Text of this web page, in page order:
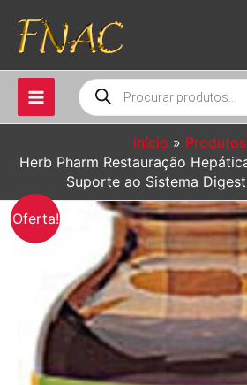
para
conteúdo
Pesquisar
produtos
Início
Produtos
Herb Pharm Restauração
Suporte ao Sistema
Oferta!